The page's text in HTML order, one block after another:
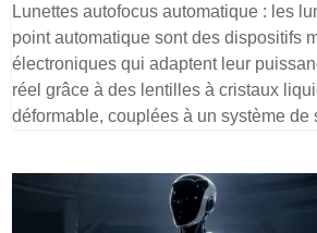
Lunettes autofocus automatique : les
point automatique sont des dispositifs
électroniques qui adaptent leur
réel grâce à des lentilles à cristaux
déformable, couplées à un système de